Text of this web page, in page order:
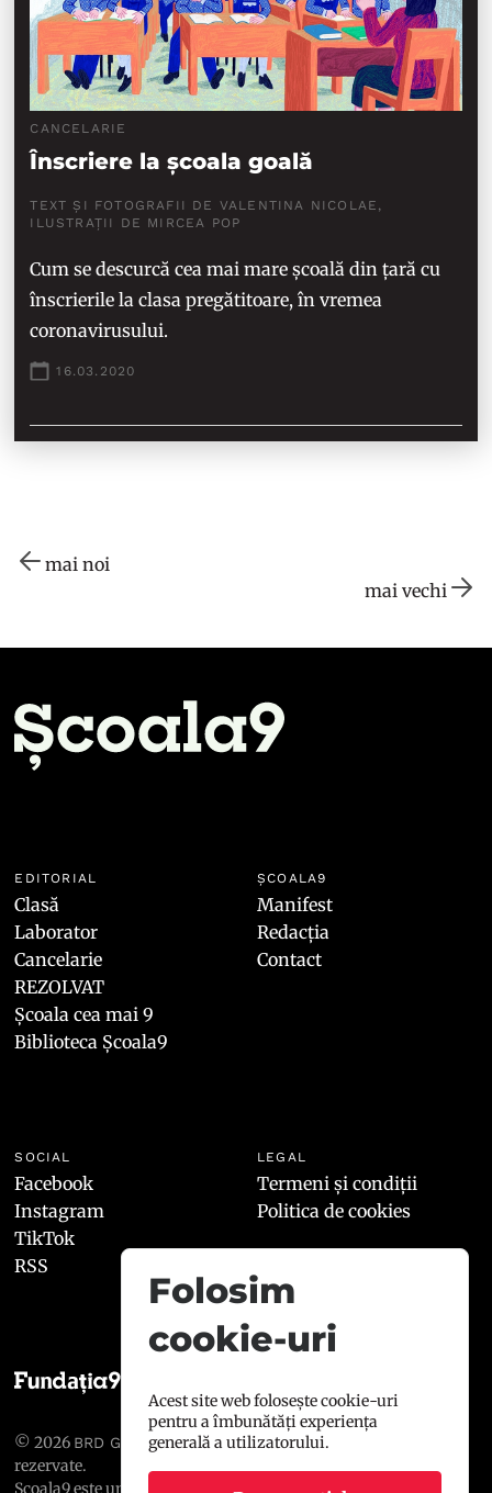
CANCELARIE
Înscriere la școala goală
TEXT ȘI FOTOGRAFII DE VALENTINA NICOLAE,
ILUSTRAȚII DE MIRCEA POP
Cum se descurcă cea mai mare școală din țară cu
înscrierile la clasa pregătitoare, în vremea
coronavirusului.
16.03.2020
mai noi
mai vechi
EDITORIAL
Clasă
Laborator
Cancelarie
REZOLVAT
Școala cea mai 9
Biblioteca Școala9
ȘCOALA9
Manifest
Redacția
Contact
SOCIAL
Facebook
Instagram
TikTok
RSS
LEGAL
Termeni și condiții
Politica de cookies
© 2026 BRD GROUPE SOCIÉTÉ GÉNÉRALE
rezervate.
Școala9 este un proiect susținut de
BRD GROUPE SOCIÉTÉ
Folosim
cookie-uri
Acest site web folosește cookie-uri
pentru a îmbunătăți experiența
generală a utilizatorului.